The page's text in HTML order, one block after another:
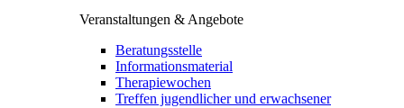
Veranstaltungen & Angebote
Beratungsstelle
Informationsmaterial
Therapiewochen
Treffen jugendlicher und erwachsener